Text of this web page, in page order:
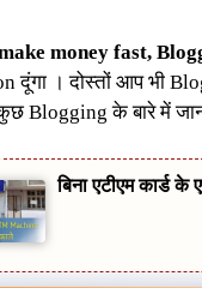
money fast,
दूंगा । दोस्तों आप भी
Blogging के बारे में
बिना एटीएम कार्ड